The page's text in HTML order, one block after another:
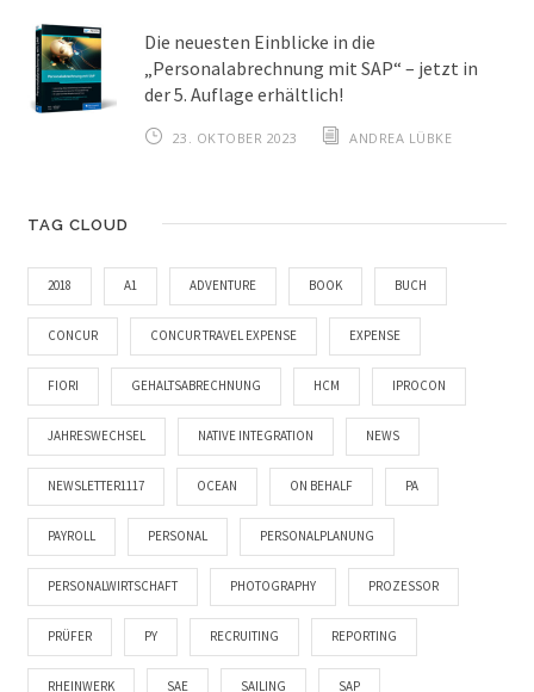
Die neuesten Einblicke in die
„Personalabrechnung mit SAP“ – jetzt in
der 5. Auflage erhältlich!
23. OKTOBER 2023 ANDREA LÜBKE
TAG CLOUD
2018 A1 ADVENTURE BOOK BUCH
CONCUR CONCUR TRAVEL EXPENSE EXPENSE
FIORI GEHALTSABRECHNUNG HCM IPROCON
JAHRESWECHSEL NATIVE INTEGRATION NEWS
NEWSLETTER1117 OCEAN ON BEHALF PA
PAYROLL PERSONAL PERSONALPLANUNG
PERSONALWIRTSCHAFT PHOTOGRAPHY PROZESSOR
PRÜFER PY RECRUITING REPORTING
RHEINWERK SAE SAILING SAP